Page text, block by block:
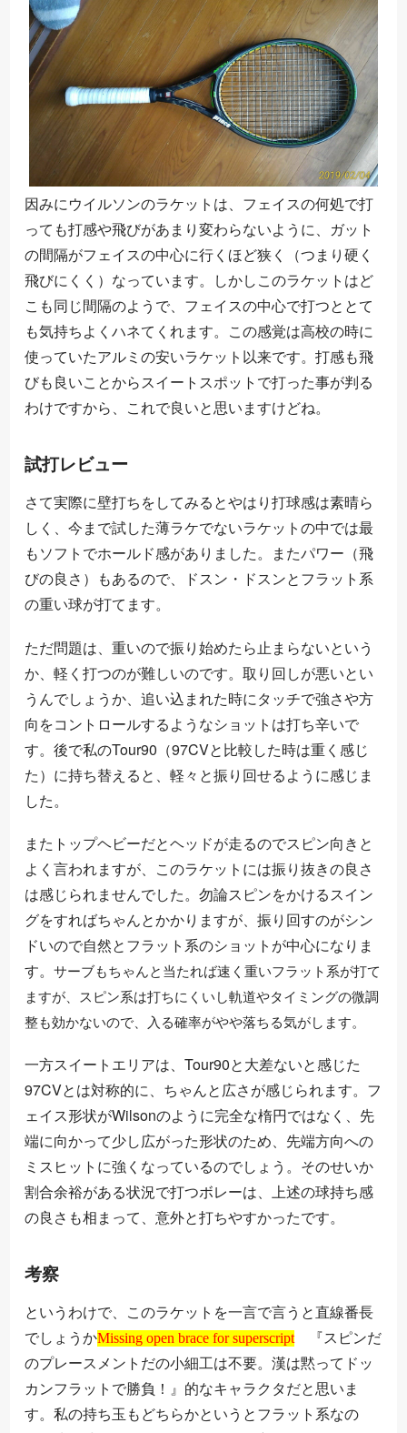
因みにウイルソンのラケットは、フェイスの何処で打
っても打感や飛びがあまり変わらないように、ガット
の間隔がフェイスの中心に行くほど狭く（つまり硬く
飛びにくく）なっています。しかしこのラケットはど
こも同じ間隔のようで、フェイスの中心で打つととて
も気持ちよくハネてくれます。この感覚は高校の時に
使っていたアルミの安いラケット以来です。打感も飛
びも良いことからスイートスポットで打った事が判る
わけですから、これで良いと思いますけどね。
試打レビュー
さて実際に壁打ちをしてみるとやはり打球感は素晴ら
しく、今まで試した薄ラケでないラケットの中では最
もソフトでホールド感がありました。またパワー（飛
びの良さ）もあるので、ドスン・ドスンとフラット系
の重い球が打てます。
ただ問題は、重いので振り始めたら止まらないという
か、軽く打つのが難しいのです。取り回しが悪いとい
うんでしょうか、追い込まれた時にタッチで強さや方
向をコントロールするようなショットは打ち辛いで
す。後で私のTour90（97CVと比較した時は重く感じ
た）に持ち替えると、軽々と振り回せるように感じま
した。
またトップヘビーだとヘッドが走るのでスピン向きと
よく言われますが、このラケットには振り抜きの良さ
は感じられませんでした。勿論スピンをかけるスイン
グをすればちゃんとかかりますが、振り回すのがシン
ドいので自然とフラット系のショットが中心になりま
す。 サーブもちゃんと当たれば速く重いフラット系が打て
ますが、スピン系は打ちにくいし軌道やタイミングの微調
整も効かないので、入る確率がやや落ちる気がします。
一方スイートエリアは、Tour90と大差ないと感じた
97CVとは対称的に、ちゃんと広さが感じられます。フ
ェイス形状がWilsonのように完全な楕円ではなく、先
端に向かって少し広がった形状のため、先端方向への
ミスヒットに強くなっているのでしょう。そのせいか
割合余裕がある状況で打つボレーは、上述の球持ち感
の良さも相まって、意外と打ちやすかったです。
考察
というわけで、このラケットを一言で言うと直線番長
でしょうかMissing open brace for superscript
Missing open brace for superscript
『スピンだ
のプレースメントだの小細工は不要。漢は黙ってドッ
カンフラットで勝負！』的なキャラクタだと思いま
す。私の持ち玉もどちらかというとフラット系なの